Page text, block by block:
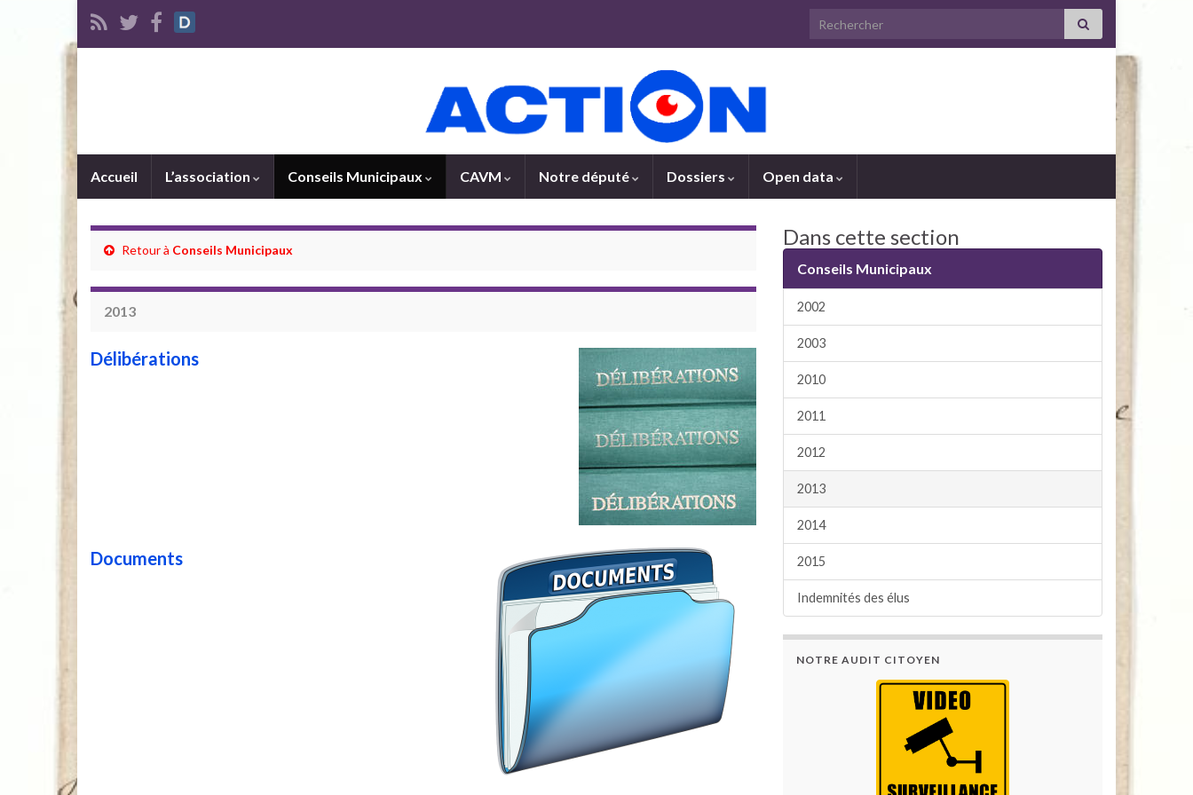
Search for:
Accueil L’association Conseils Municipaux CAVM Notre député Dossiers Open data
Retour à Conseils Municipaux
2013
Délibérations
Documents
Dans cette section
Conseils Municipaux
2002
2003
2010
2011
2012
2013
2014
2015
Indemnités des élus
NOTRE AUDIT CITOYEN